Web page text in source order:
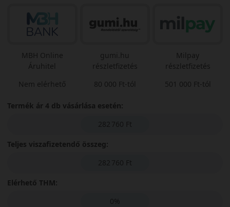
MBH Online
Áruhitel
Nem elérhető
gumi.hu
részletfizetés
80 000 Ft-tól
Milpay
részletfizetés
501 000 Ft-tól
Termék ár 4 db vásárlása esetén:
282 760 Ft
Teljes viszafizetendő összeg:
282 760 Ft
Elérhető THM:
0%